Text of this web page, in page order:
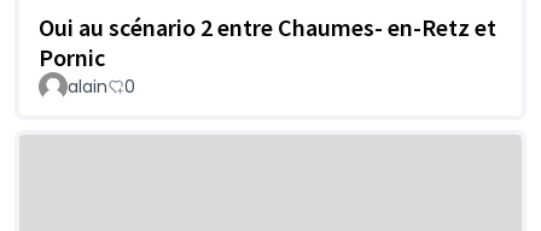
Oui au scénario 2 entre Chaumes- en-Retz et
Pornic
alain 0